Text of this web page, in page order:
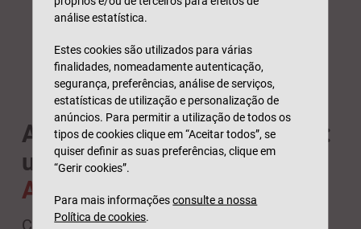
A prevenção poupa dinheiro:
use o seu seguro
AdvanceCare Saúde
Como em tantas outras situações, a
análise estatística.
Estes cookies são utilizados para várias
finalidades, nomeadamente autenticação,
segurança, preferências, análise de serviços,
estatísticas de utilização e personalização de
anúncios. Para permitir a utilização de todos os
tipos de cookies clique em “Aceitar todos”, se
quiser definir as suas preferências, clique em
“Gerir cookies”.
Para mais informaçõesconsulte a nossa
Política de cookies.